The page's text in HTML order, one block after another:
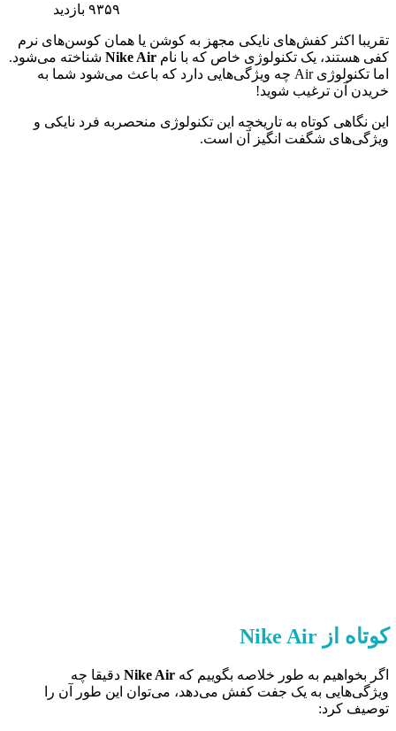
۹۳۵۹ بازدید
تقریبا اکثر کفش‌های نایکی مجهز به کوشن یا همان کوسن‌های نرم
کفی هستند، یک تکنولوژی خاص که با نام Nike Air شناخته می‌شود.
اما تکنولوژی Air چه ویژگی‌هایی دارد که باعث می‌شود شما به
خریدن آن ترغیب شوید!
این نگاهی کوتاه به تاریخچه این تکنولوژی منحصربه فرد نایکی و
ویژگی‌های شگفت انگیز آن است.
کوتاه از Nike Air
اگر بخواهیم به طور خلاصه بگوییم که Nike Air دقیقا چه
ویژگی‌هایی به یک جفت کفش می‌دهد، می‌توان این طور آن را
توصیف کرد: